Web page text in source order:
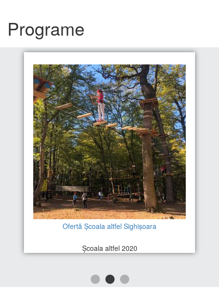
Programe
Ofertă Școala altfel Sighișoara
Școala altfel 2020